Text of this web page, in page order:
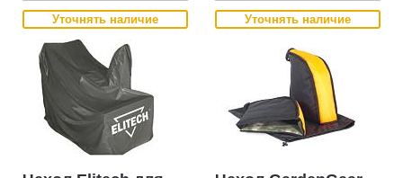
Уточнять наличие Уточнять наличие